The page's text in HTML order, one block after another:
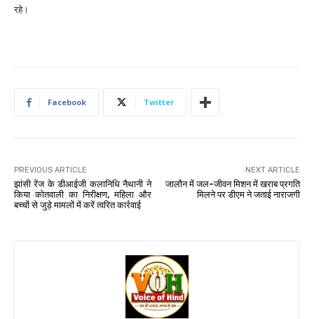
रहे।
Facebook Twitter
PREVIOUS ARTICLE
झांसी रेंज के डीआईजी कलानिधि नैथानी ने
किया कोतवाली का निरीक्षण, महिला और
बच्चों से जुड़े मामलों में करें त्वरित कार्रवाई
NEXT ARTICLE
जालौन में जल-जीवन मिशन में खराब प्रगति
मिलने पर डीएम ने जताई नाराजगी